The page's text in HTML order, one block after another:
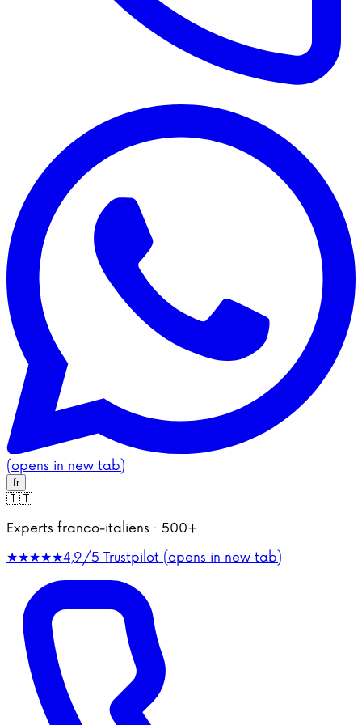
(opens in new tab)
fr
🇮🇹
Experts franco-italiens · 500+
★★★★★4,9/5 Trustpilot (opens in new tab)